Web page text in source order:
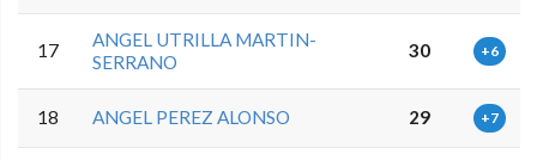
17
ANGEL UTRILLA MARTIN-
SERRANO
30 +6
18 ANGEL PEREZ ALONSO 29 +7